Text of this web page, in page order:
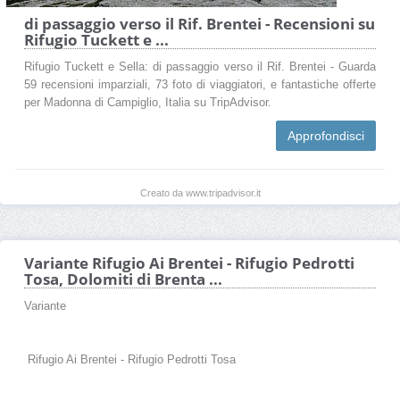
di passaggio verso il Rif. Brentei - Recensioni su
Rifugio Tuckett e ...
Rifugio Tuckett e Sella: di passaggio verso il Rif. Brentei - Guarda
59 recensioni imparziali, 73 foto di viaggiatori, e fantastiche offerte
per Madonna di Campiglio, Italia su TripAdvisor.
Approfondisci
Creato da www.tripadvisor.it
Variante Rifugio Ai Brentei - Rifugio Pedrotti
Tosa, Dolomiti di Brenta ...
Variante
Rifugio Ai Brentei - Rifugio Pedrotti Tosa